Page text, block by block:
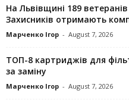
На Львівщині 189
Захисників отримають
Марченко Ігор - August 7, 2026
ТОП-8 картриджів для
за заміну
Марченко Ігор - August 7, 2026